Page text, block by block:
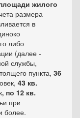
жилого
размера
в
либо
(далее -
службы,
пункта, 36
43 кв.
, по 12 кв.
при
более.